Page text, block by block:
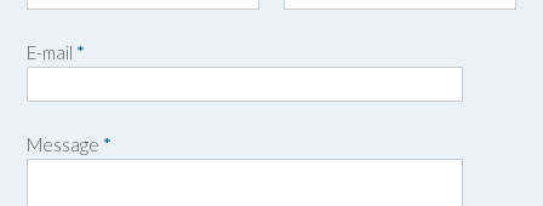
é
E-mail *
Message *